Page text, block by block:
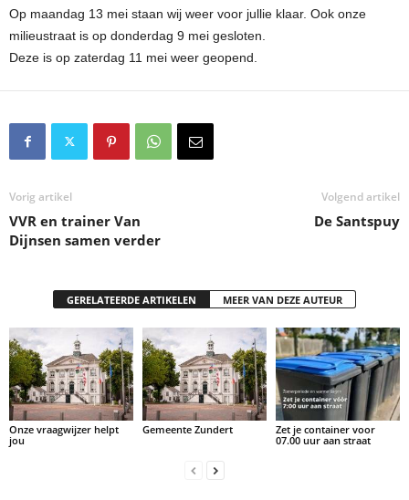
Op maandag 13 mei staan wij weer voor jullie klaar. Ook onze
milieustraat is op donderdag 9 mei gesloten.
Deze is op zaterdag 11 mei weer geopend.
Vorig artikel
VVR en trainer Van
Dijnsen samen verder
Volgend artikel
De Santspuy
GERELATEERDE ARTIKELEN MEER VAN DEZE AUTEUR
Onze vraagwijzer helpt
jou
Gemeente Zundert
Zet je container voor
07.00 uur aan straat